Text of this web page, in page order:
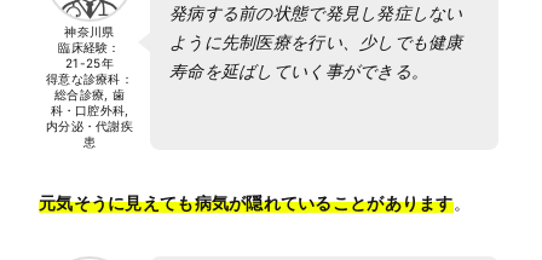
神奈川県
臨床経験：
21-25年
得意な診療科：
総合診療, 歯
科・口腔外科,
内分泌・代謝疾
患
発病する前の状態で発見し発症しない
ように先制医療を行い、少しでも健康
寿命を延ばしていく事ができる。
元気そうに見えても病気が隠れていることがあります。